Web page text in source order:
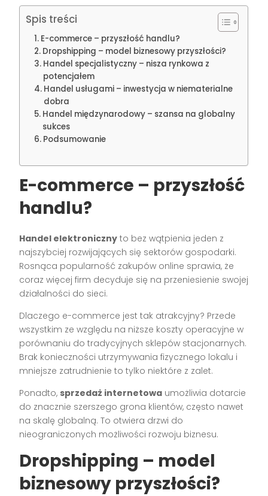
Spis treści
E-commerce – przyszłość handlu?
Dropshipping – model biznesowy przyszłości?
Handel specjalistyczny – nisza rynkowa z
potencjałem
Handel usługami – inwestycja w niematerialne
dobra
Handel międzynarodowy – szansa na globalny
sukces
Podsumowanie
E-commerce – przyszłość
handlu?
Handel elektroniczny to bez wątpienia jeden z
najszybciej rozwijających się sektorów gospodarki.
Rosnąca popularność zakupów online sprawia, że
coraz więcej firm decyduje się na przeniesienie swojej
działalności do sieci.
Dlaczego e-commerce jest tak atrakcyjny? Przede
wszystkim ze względu na niższe koszty operacyjne w
porównaniu do tradycyjnych sklepów stacjonarnych.
Brak konieczności utrzymywania fizycznego lokalu i
mniejsze zatrudnienie to tylko niektóre z zalet.
Ponadto, sprzedaż internetowa umożliwia dotarcie
do znacznie szerszego grona klientów, często nawet
na skalę globalną. To otwiera drzwi do
nieograniczonych możliwości rozwoju biznesu.
Dropshipping – model
biznesowy przyszłości?